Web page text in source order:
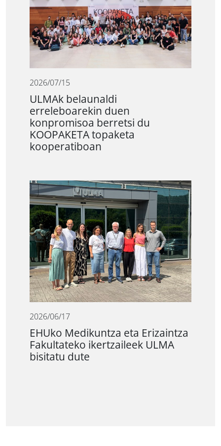
2026/07/15
ULMAk belaunaldi
erreleboarekin duen
konpromisoa berretsi du
KOOPAKETA topaketa
kooperatiboan
2026/06/17
EHUko Medikuntza eta Erizaintza
Fakultateko ikertzaileek ULMA
bisitatu dute